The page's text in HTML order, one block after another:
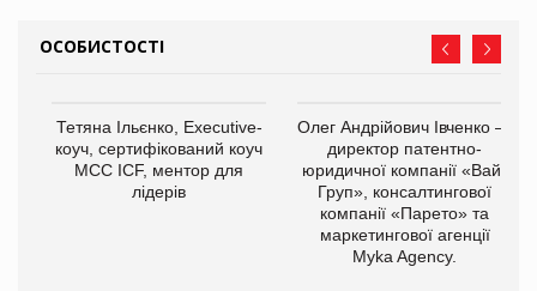
ОСОБИСТОСТІ
Тетяна Ільєнко, Executive-
коуч, сертифікований коуч
МСС ICF, ментор для
лідерів
Олег Андрійович Івченко —
директор патентно-
юридичної компанії «Вайз
Груп», консалтингової
компанії «Парето» та
маркетингової агенції
Myka Agency.